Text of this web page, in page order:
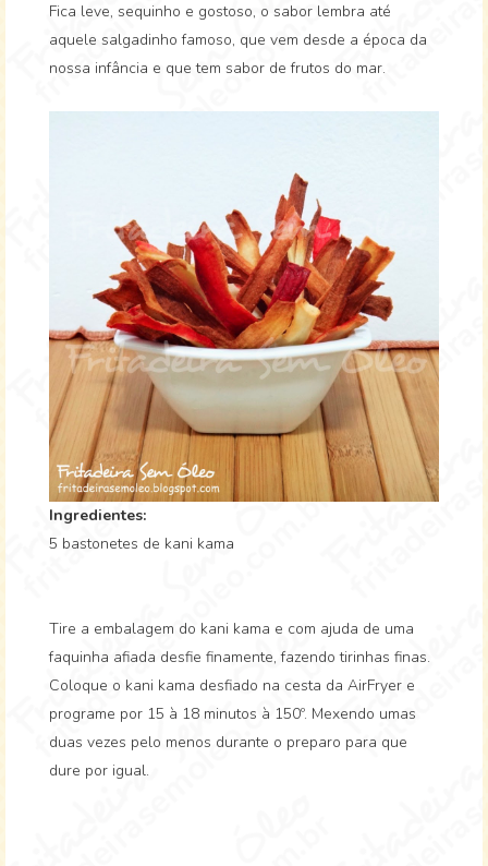
Fica leve, sequinho e gostoso, o sabor lembra até
aquele salgadinho famoso, que vem desde a época da
nossa infância e que tem sabor de frutos do mar.
Ingredientes:
5 bastonetes de kani kama
Tire a embalagem do kani kama e com ajuda de uma
faquinha afiada desfie finamente, fazendo tirinhas finas.
Coloque o kani kama desfiado na cesta da AirFryer e
programe por 15 à 18 minutos à 150º. Mexendo umas
duas vezes pelo menos durante o preparo para que
dure por igual.